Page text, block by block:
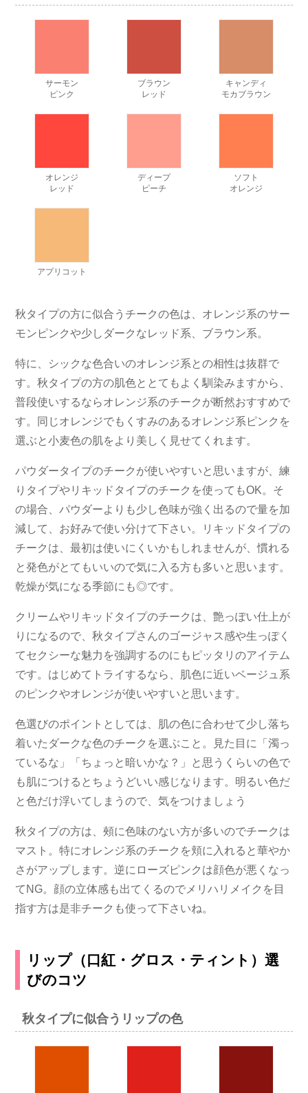
サーモン
ピンク
ブラウン
レッド
キャンディ
モカブラウン
オレンジ
レッド
ディープ
ピーチ
ソフト
オレンジ
アプリコット
秋タイプの方に似合うチークの色は、オレンジ系のサー
モンピンクや少しダークなレッド系、ブラウン系。
特に、シックな色合いのオレンジ系との相性は抜群で
す。秋タイプの方の肌色ととてもよく馴染みますから、
普段使いするならオレンジ系のチークが断然おすすめで
す。同じオレンジでもくすみのあるオレンジ系ピンクを
選ぶと小麦色の肌をより美しく見せてくれます。
パウダータイプのチークが使いやすいと思いますが、練
りタイプやリキッドタイプのチークを使ってもOK。そ
の場合、パウダーよりも少し色味が強く出るので量を加
減して、お好みで使い分けて下さい。リキッドタイプの
チークは、最初は使いにくいかもしれませんが、慣れる
と発色がとてもいいので気に入る方も多いと思います。
乾燥が気になる季節にも◎です。
クリームやリキッドタイプのチークは、艶っぽい仕上が
りになるので、秋タイプさんのゴージャス感や生っぽく
てセクシーな魅力を強調するのにもピッタリのアイテム
です。はじめてトライするなら、肌色に近いベージュ系
のピンクやオレンジが使いやすいと思います。
色選びのポイントとしては、肌の色に合わせて少し落ち
着いたダークな色のチークを選ぶこと。見た目に「濁っ
ているな」「ちょっと暗いかな？」と思うくらいの色で
も肌につけるとちょうどいい感じなります。明るい色だ
と色だけ浮いてしまうので、気をつけましょう
秋タイプの方は、頰に色味のない方が多いのでチークは
マスト。特にオレンジ系のチークを頬に入れると華やか
さがアップします。逆にローズピンクは顔色が悪くなっ
てNG。顔の立体感も出てくるのでメリハリメイクを目
指す方は是非チークも使って下さいね。
リップ（口紅・グロス・ティント）選
びのコツ
秋タイプに似合うリップの色